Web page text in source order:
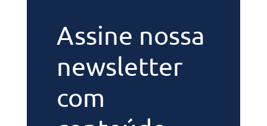
Assine nossa
newsletter
com